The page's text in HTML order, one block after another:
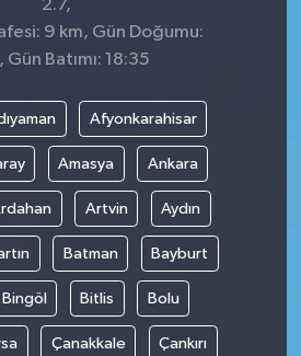
2.7,
9 km, Gün Doğumu:
Gün Batımı: 18:35
Afyonkarahisar
Amasya Ankara
Artvin Aydın
Batman Bayburt
Bingöl Bitlis Bolu
Çanakkale Çankırı